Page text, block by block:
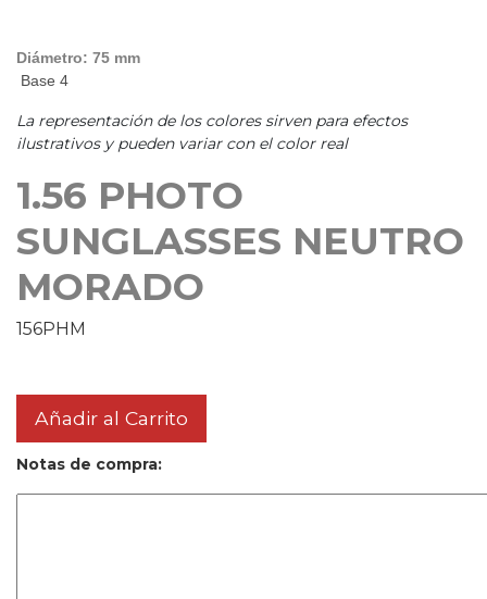
Diámetro: 75 mm
Base 4
La representación de los colores sirven para efectos
ilustrativos y pueden variar con el color real
1.56 PHOTO
SUNGLASSES NEUTRO
MORADO
156PHM
Añadir al Carrito
Notas de compra: